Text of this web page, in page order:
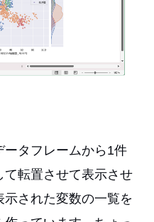
ータフレームから1件
て転置させて表示させ
された変数の一覧を